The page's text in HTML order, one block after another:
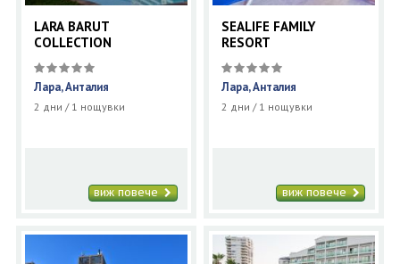
LARA BARUT
COLLECTION
Лара, Анталия
2 дни / 1 нощувки
виж повече
SEALIFE FAMILY
RESORT
Лара, Анталия
2 дни / 1 нощувки
виж повече